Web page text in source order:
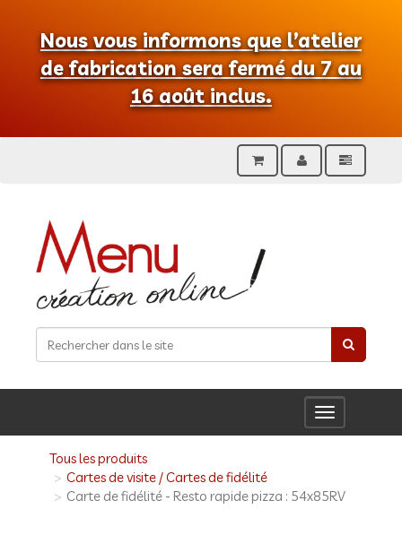
Nous vous informons que l’atelier
de fabrication sera fermé du 7 au
16 août inclus.
Toggle
navigation
Tous les produits
Cartes de visite / Cartes de fidélité
Carte de fidélité - Resto rapide pizza : 54x85RV